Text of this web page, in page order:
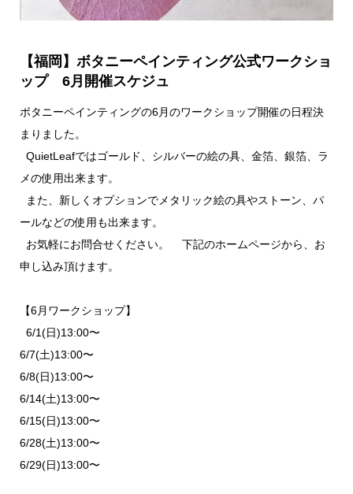
【福岡】ボタニーペインティング公式ワークショ
ップ 6月開催スケジュ
ボタニーペインティングの6月のワークショップ開催の日程決
まりました。
QuietLeafではゴールド、シルバーの絵の具、金箔、銀箔、ラ
メの使用出来ます。
また、新しくオプションでメタリック絵の具やストーン、パ
ールなどの使用も出来ます。
お気軽にお問合せください。 下記のホームページから、お
申し込み頂けます。
【6月ワークショップ】
6/1(日)13:00〜
6/7(土)13:00〜
6/8(日)13:00〜
6/14(土)13:00〜
6/15(日)13:00〜
6/28(土)13:00〜
6/29(日)13:00〜